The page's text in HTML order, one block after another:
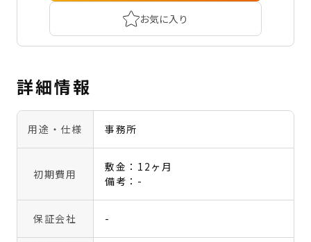
お気に入り
詳細情報
用途・仕様 事務所
初期費用
敷金：12ヶ月
備考：-
保証会社 -